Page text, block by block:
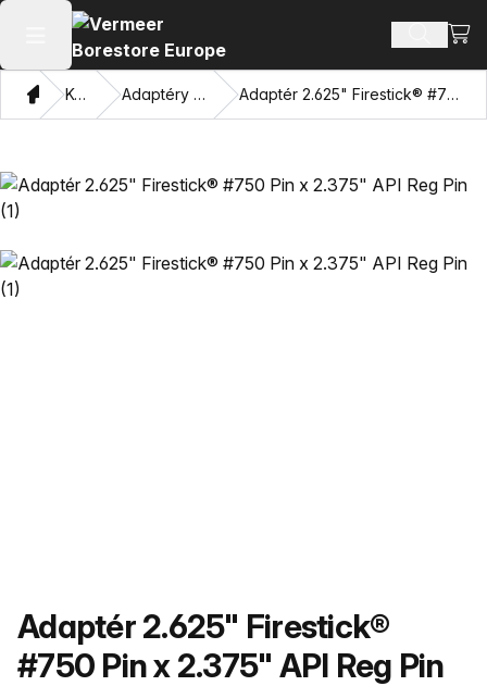
Otvoriť hlavné menu Hľadať
Domov
Katalóg Adaptéry a ťahacie oči Adaptér 2.625" Firestick® #750 Pin x 2.375" API Reg Pin
Názov produktu
Adaptér 2.625" Firestick®
#750 Pin x 2.375" API Reg Pin